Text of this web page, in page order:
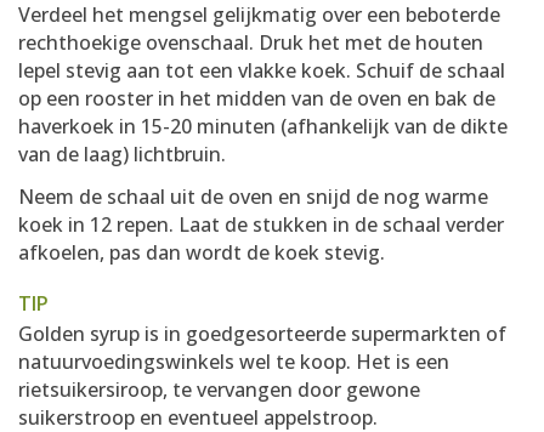
Verdeel het mengsel gelijkmatig over een beboterde
rechthoekige ovenschaal. Druk het met de houten
lepel stevig aan tot een vlakke koek. Schuif de schaal
op een rooster in het midden van de oven en bak de
haverkoek in 15-20 minuten (afhankelijk van de dikte
van de laag) lichtbruin.
Neem de schaal uit de oven en snijd de nog warme
koek in 12 repen. Laat de stukken in de schaal verder
afkoelen, pas dan wordt de koek stevig.
TIP
Golden syrup is in goedgesorteerde supermarkten of
natuurvoedingswinkels wel te koop. Het is een
rietsuikersiroop, te vervangen door gewone
suikerstroop en eventueel appelstroop.